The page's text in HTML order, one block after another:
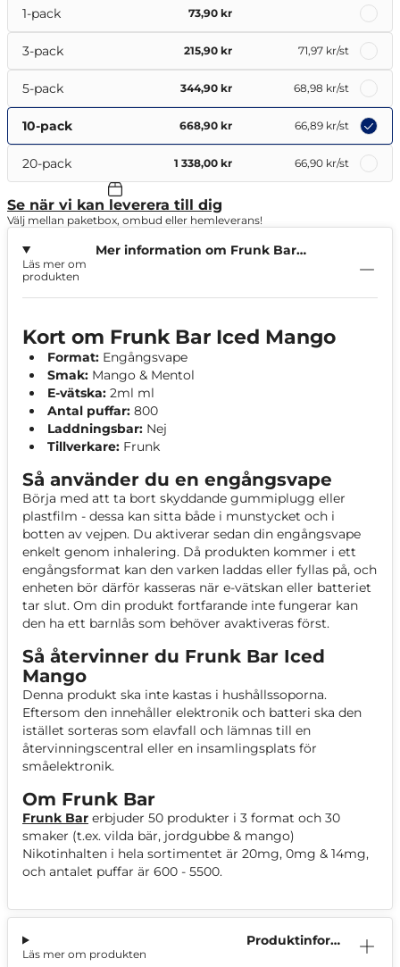
1-pack 73,90 kr
3-pack 215,90 kr 71,97 kr/st
5-pack 344,90 kr 68,98 kr/st
10-pack 668,90 kr 66,89 kr/st
20-pack 1 338,00 kr 66,90 kr/st
Se när vi kan leverera till dig
Välj mellan paketbox, ombud eller hemleverans!
Mer information om Frunk Bar
Läs mer om
produkten
Kort om Frunk Bar Iced Mango
Format: Engångsvape
Smak: Mango & Mentol
E-vätska: 2ml ml
Antal puffar: 800
Laddningsbar: Nej
Tillverkare: Frunk
Så använder du en engångsvape
Börja med att ta bort skyddande gummiplugg eller
plastfilm - dessa kan sitta både i munstycket och i
botten av vejpen. Du aktiverar sedan din engångsvape
enkelt genom inhalering. Då produkten kommer i ett
engångsformat kan den varken laddas eller fyllas på, och
enheten bör därför kasseras när e-vätskan eller batteriet
tar slut. Om din produkt fortfarande inte fungerar kan
den ha ett barnlås som behöver avaktiveras först.
Så återvinner du Frunk Bar Iced
Mango
Denna produkt ska inte kastas i hushållssoporna.
Eftersom den innehåller elektronik och batteri ska den
istället sorteras som elavfall och lämnas till en
återvinningscentral eller en insamlingsplats för
småelektronik.
Om Frunk Bar
Frunk Bar erbjuder 50 produkter i 3 format och 30
smaker (t.ex. vilda bär, jordgubbe & mango)
Nikotinhalten i hela sortimentet är 20mg, 0mg & 14mg,
och antalet puffar är 600 - 5500.
Produktinform
Läs mer om produkten